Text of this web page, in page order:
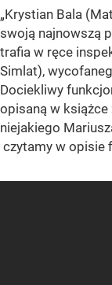
„Krystian Bala
swoją najnowszą
trafia w ręce
Simlat),
Dociekliwy
opisaną w
niejakiego
czytamy w opisie